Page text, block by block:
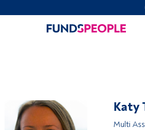
Katy
Multi